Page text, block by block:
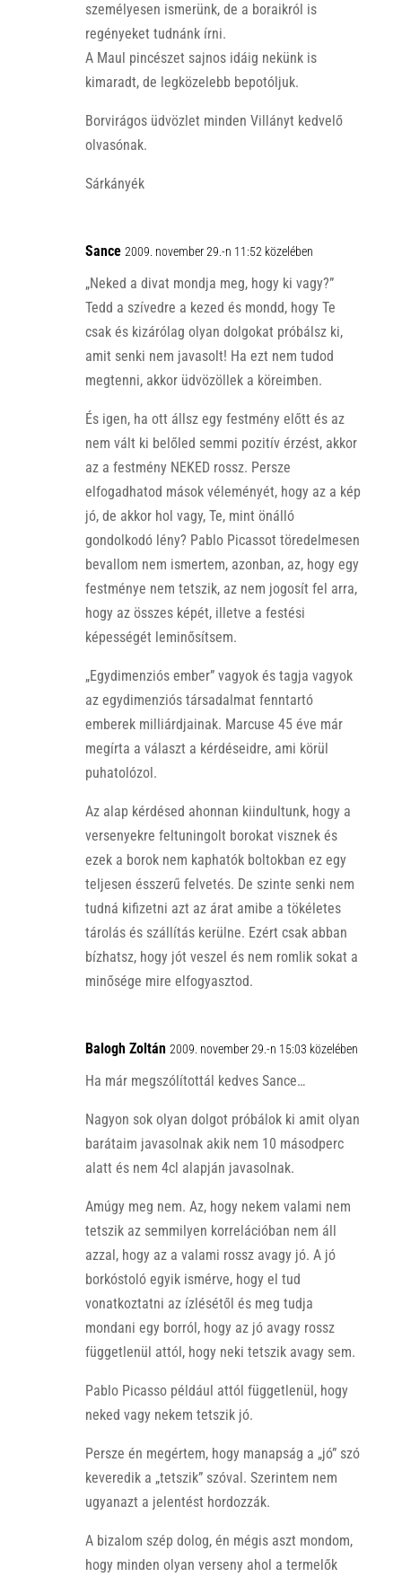
személyesen ismerünk, de a boraikról is
regényeket tudnánk írni.
A Maul pincészet sajnos idáig nekünk is
kimaradt, de legközelebb bepotóljuk.
Borvirágos üdvözlet minden Villányt kedvelő
olvasónak.
Sárkányék
Sance 2009. november 29.-n 11:52 közelében
„Neked a divat mondja meg, hogy ki vagy?”
Tedd a szívedre a kezed és mondd, hogy Te
csak és kizárólag olyan dolgokat próbálsz ki,
amit senki nem javasolt! Ha ezt nem tudod
megtenni, akkor üdvözöllek a köreimben.
És igen, ha ott állsz egy festmény előtt és az
nem vált ki belőled semmi pozitív érzést, akkor
az a festmény NEKED rossz. Persze
elfogadhatod mások véleményét, hogy az a kép
jó, de akkor hol vagy, Te, mint önálló
gondolkodó lény? Pablo Picassot töredelmesen
bevallom nem ismertem, azonban, az, hogy egy
festménye nem tetszik, az nem jogosít fel arra,
hogy az összes képét, illetve a festési
képességét leminősítsem.
„Egydimenziós ember” vagyok és tagja vagyok
az egydimenziós társadalmat fenntartó
emberek milliárdjainak. Marcuse 45 éve már
megírta a választ a kérdéseidre, ami körül
puhatolózol.
Az alap kérdésed ahonnan kiindultunk, hogy a
versenyekre feltuningolt borokat visznek és
ezek a borok nem kaphatók boltokban ez egy
teljesen ésszerű felvetés. De szinte senki nem
tudná kifizetni azt az árat amibe a tökéletes
tárolás és szállítás kerülne. Ezért csak abban
bízhatsz, hogy jót veszel és nem romlik sokat a
minősége mire elfogyasztod.
Balogh Zoltán 2009. november 29.-n 15:03 közelében
Ha már megszólítottál kedves Sance…
Nagyon sok olyan dolgot próbálok ki amit olyan
barátaim javasolnak akik nem 10 másodperc
alatt és nem 4cl alapján javasolnak.
Amúgy meg nem. Az, hogy nekem valami nem
tetszik az semmilyen korrelációban nem áll
azzal, hogy az a valami rossz avagy jó. A jó
borkóstoló egyik ismérve, hogy el tud
vonatkoztatni az ízlésétől és meg tudja
mondani egy borról, hogy az jó avagy rossz
függetlenül attól, hogy neki tetszik avagy sem.
Pablo Picasso például attól függetlenül, hogy
neked vagy nekem tetszik jó.
Persze én megértem, hogy manapság a „jó” szó
keveredik a „tetszik” szóval. Szerintem nem
ugyanazt a jelentést hordozzák.
A bizalom szép dolog, én mégis aszt mondom,
hogy minden olyan verseny ahol a termelők